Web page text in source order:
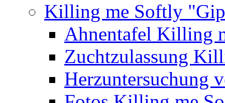
Killing me Softly
Ahnentafel Killing
Zuchtzulassung
Herzuntersuchung